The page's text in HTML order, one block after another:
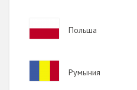
Польша
Румыния